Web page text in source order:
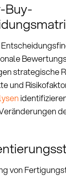
Buy-
strategische
und
von